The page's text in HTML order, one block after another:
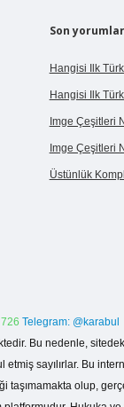
Son yorumlar
Hangisi Ilk
Hangisi Ilk
Imge Çeşitleri
Imge Çeşitleri
Üstünlük
Telegram: @karabul
Bu nedenle,
sayılırlar. Bu
taşımamakta olup,